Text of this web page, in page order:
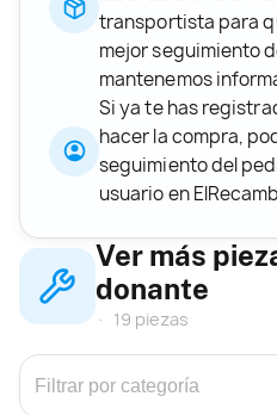
transportista para
mejor seguimiento
mantenemos
Si ya te has
hacer la compra,
seguimiento del
usuario en
Ver más
donante
19 piezas